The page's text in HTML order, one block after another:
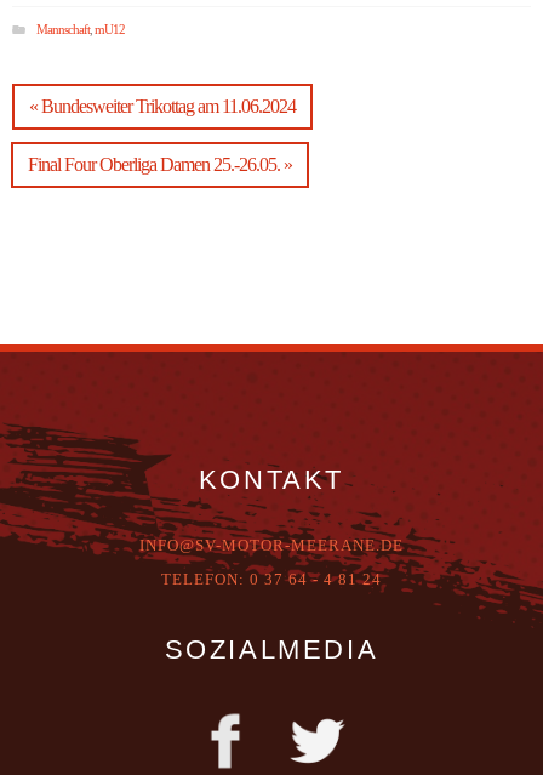
Mannschaft, mU12
« Bundesweiter Trikottag am 11.06.2024
Final Four Oberliga Damen 25.-26.05. »
KONTAKT
INFO@SV-MOTOR-MEERANE.DE
TELEFON: 0 37 64 - 4 81 24
SOZIALMEDIA